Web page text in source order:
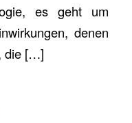
es geht um
denen
die […]